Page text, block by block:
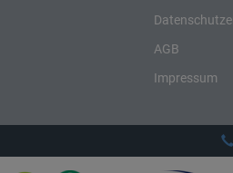
AGB
Impressum